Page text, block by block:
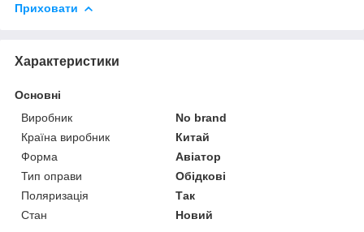
Приховати
Характеристики
Основні
Виробник
No brand
Країна виробник
Китай
Форма
Авіатор
Тип оправи
Обідкові
Поляризація
Так
Стан
Новий